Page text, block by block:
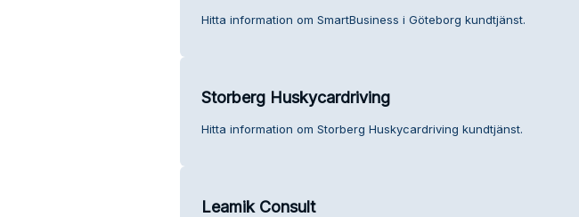
Hitta information om SmartBusiness i Göteborg kundtjänst.
Storberg Huskycardriving
Hitta information om Storberg Huskycardriving kundtjänst.
Leamik Consult